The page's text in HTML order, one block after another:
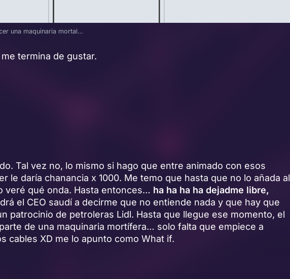
una maquinaria mortal…
termina de gustar.
Tal vez no, lo mismo si hago que entre animado con esos
le daría chanancia x 1000. Me temo que hasta que no lo añada al
veré qué onda. Hasta entonces… ha ha ha ha dejadme libre,
el CEO saudí a decirme que no entiende nada y que hay que
patrocinio de petroleras Lidl. Hasta que llegue ese momento, el
de una maquinaria mortífera… solo falta que empiece a
cables XD me lo apunto como What if.